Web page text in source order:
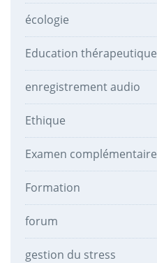
écologie
Education thérapeutique
enregistrement audio
Ethique
Examen complémentaire
Formation
forum
gestion du stress